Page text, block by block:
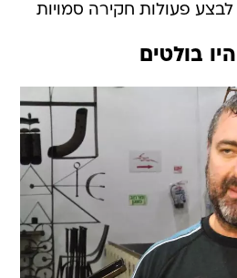
לבצע פעולות חקירה סמויות
בולטים